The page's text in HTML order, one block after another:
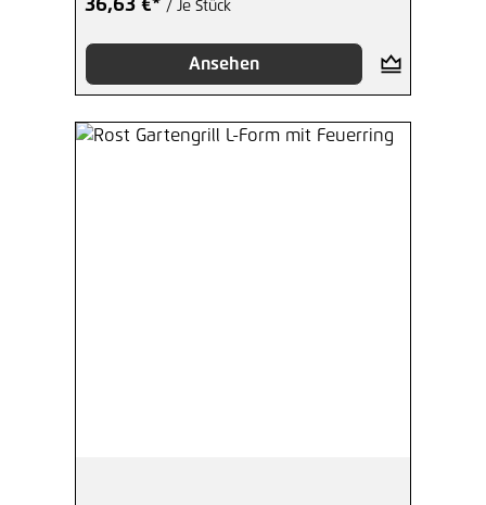
36,63 €* / Je Stück
Ansehen